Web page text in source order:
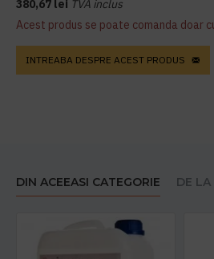
380,67 lei TVA inclus
Acest produs se poate comanda doar
INTREABA DESPRE ACEST PRODUS
DIN ACEEASI CATEGORIE DE LA